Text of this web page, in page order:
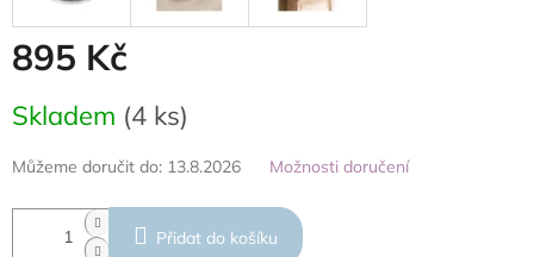
895 Kč
cena:
Skladem (4 ks)
Můžeme doručit do: 13.8.2026 Možnosti doručení
Přidat do košíku